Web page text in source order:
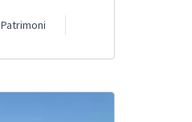
Patrimoni